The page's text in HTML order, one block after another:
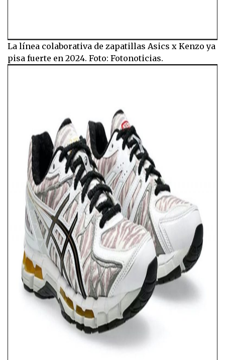
La línea colaborativa de zapatillas Asics x Kenzo ya
pisa fuerte en 2024. Foto: Fotonoticias.